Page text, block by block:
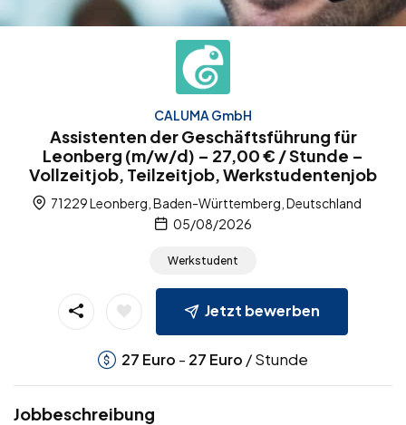
CALUMA GmbH
Assistenten der Geschäftsführung für
Leonberg (m/w/d) – 27,00 € / Stunde –
Vollzeitjob, Teilzeitjob, Werkstudentenjob
71229 Leonberg, Baden-Württemberg, Deutschland
05/08/2026
Werkstudent
Jetzt bewerben
27 Euro - 27 Euro / Stunde
Jobbeschreibung